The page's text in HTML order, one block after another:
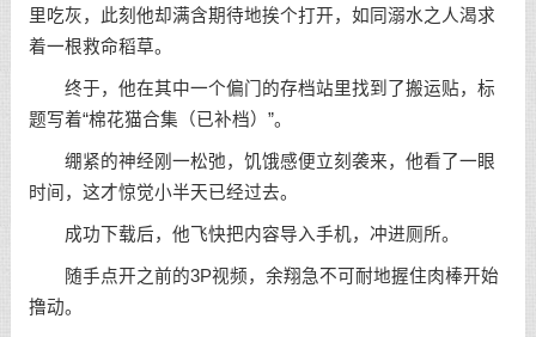
里吃灰，此刻他却满含期待地挨个打开，如同溺水之人渴求
着一根救命稻草。
终于，他在其中一个偏门的存档站里找到了搬运贴，标
题写着“棉花猫合集（已补档）”。
绷紧的神经刚一松弛，饥饿感便立刻袭来，他看了一眼
时间，这才惊觉小半天已经过去。
成功下载后，他飞快把内容导入手机，冲进厕所。
随手点开之前的3P视频，余翔急不可耐地握住肉棒开始
撸动。